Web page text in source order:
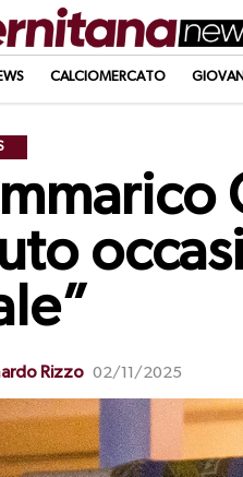
CALCIOMERCATO
Rizzo 02/11/2025